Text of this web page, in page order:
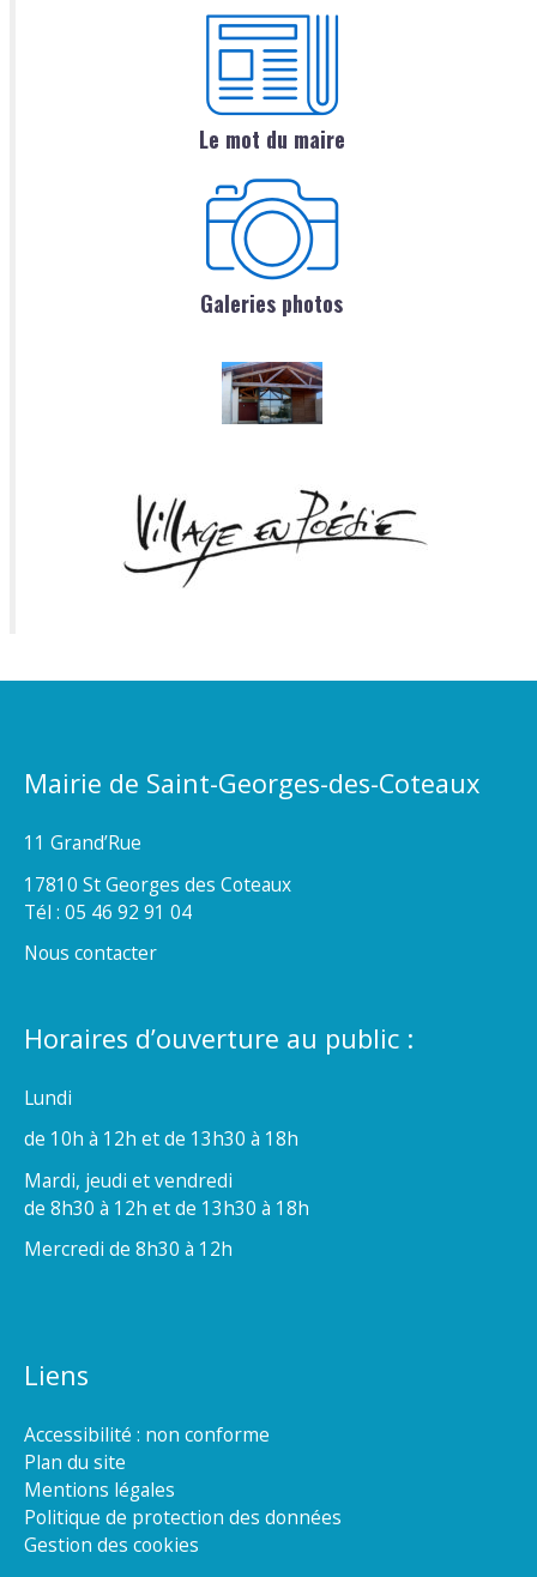
Le mot du maire
Galeries photos
Mairie de Saint-Georges-des-Coteaux
11 Grand’Rue
17810 St Georges des Coteaux
Tél : 05 46 92 91 04
Nous contacter
Horaires d’ouverture au public :
Lundi
de 10h à 12h et de 13h30 à 18h
Mardi, jeudi et vendredi
de 8h30 à 12h et de 13h30 à 18h
Mercredi de 8h30 à 12h
Liens
Accessibilité : non conforme
Plan du site
Mentions légales
Politique de protection des données
Gestion des cookies